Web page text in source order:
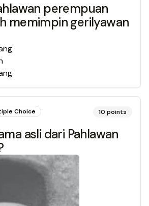
perempuan
memimpin gerilyawan
Choice 10 points
asli dari Pahlawan